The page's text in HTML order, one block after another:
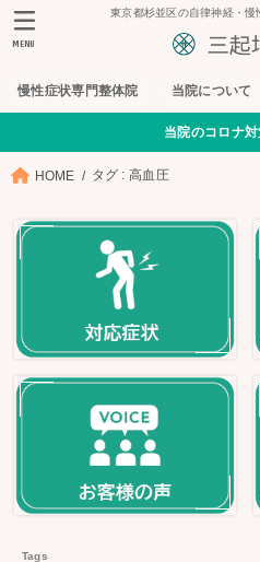
東京都杉並区の自律神経・
慢性症状専門整体院 当院について
MENU
当院のコロナ
HOME タグ : 高血圧